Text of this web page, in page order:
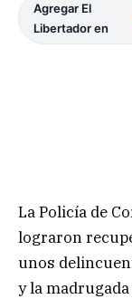
Agregar El
Libertador en
La Policía de
lograron
unos
y la